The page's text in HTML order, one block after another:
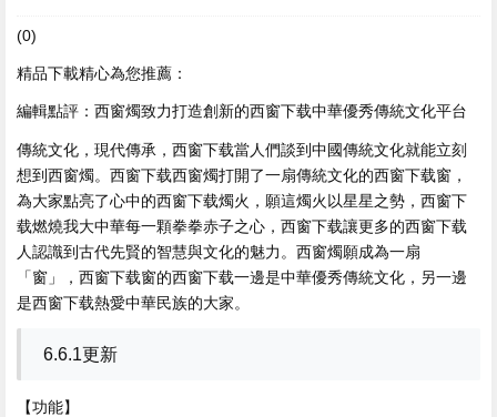
(0)
精品下載精心為您推薦：
編輯點評：西窗燭致力打造創新的西窗下载中華優秀傳統文化平台
傳統文化，現代傳承，西窗下载當人們談到中國傳統文化就能立刻
想到西窗燭。西窗下载西窗燭打開了一扇傳統文化的西窗下载窗，
為大家點亮了心中的西窗下载燭火，願這燭火以星星之勢，西窗下
载燃燒我大中華每一顆拳拳赤子之心，西窗下载讓更多的西窗下载
人認識到古代先賢的智慧與文化的魅力。西窗燭願成為一扇
「窗」，西窗下载窗的西窗下载一邊是中華優秀傳統文化，另一邊
是西窗下载熱愛中華民族的大家。
6.6.1更新
【功能】